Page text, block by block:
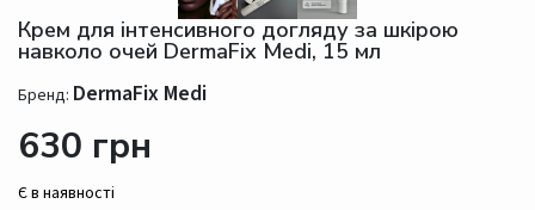
Крем для інтенсивного догляду за шкірою
навколо очей DermaFix Medi, 15 мл
Бренд: DermaFix Medi
630 грн
Є в наявності